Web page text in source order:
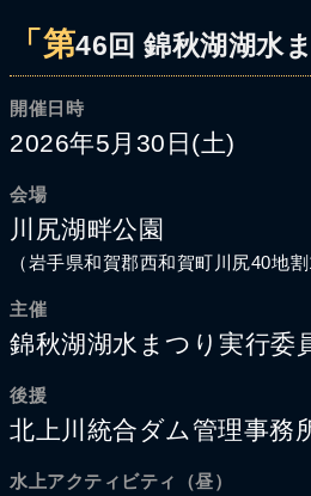
「第46回 錦秋湖湖水
開催日時
2026年5月30日(土)
会場
川尻湖畔公園
（岩手県和賀郡西和賀町川尻40地割
主催
錦秋湖湖水まつり実行委
後援
北上川統合ダム管理事務
水上アクティビティ（昼）